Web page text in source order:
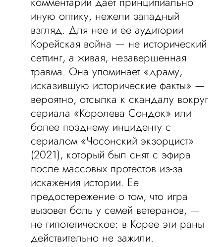
иную оптику, нежели западный
взгляд. Для нее и ее аудитории
Корейская война — не исторический
сеттинг, а живая, незавершенная
травма. Она упоминает «драму,
исказившую исторические факты» —
вероятно, отсылка к скандалу вокруг
сериала «Королева Сондок» или
более позднему инциденту с
сериалом «Чосонский экзорцист»
(2021), который был снят с эфира
после массовых протестов из-за
искажения истории. Ее
предостережение о том, что игра
вызовет боль у семей ветеранов, —
не гипотетическое: в Корее эти раны
действительно не зажили.